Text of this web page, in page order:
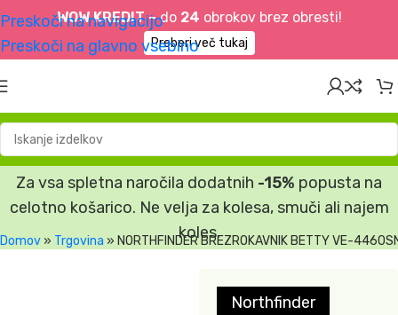
WOW KREDIT –do 24 obrokov brez obresti!
Preberi več tukaj
Preskoči na navigacijo
Preskoči na glavno vsebino
Za vsa spletna naročila dodatnih -15% popusta na
celotno košarico. Ne velja za kolesa, smuči ali najem
koles.
Domov » Trgovina » NORTHFINDER BREZROKAVNIK BETTY VE-
Northfinder